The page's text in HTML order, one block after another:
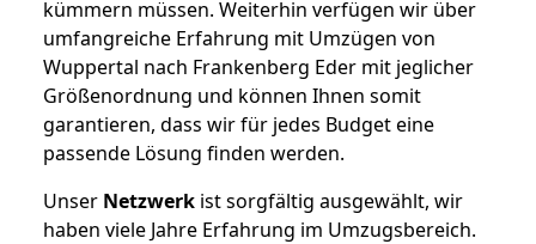
kümmern müssen. Weiterhin verfügen wir über
umfangreiche Erfahrung mit Umzügen von
Wuppertal nach Frankenberg Eder mit jeglicher
Größenordnung und können Ihnen somit
garantieren, dass wir für jedes Budget eine
passende Lösung finden werden.
Unser Netzwerk ist sorgfältig ausgewählt, wir
haben viele Jahre Erfahrung im Umzugsbereich.